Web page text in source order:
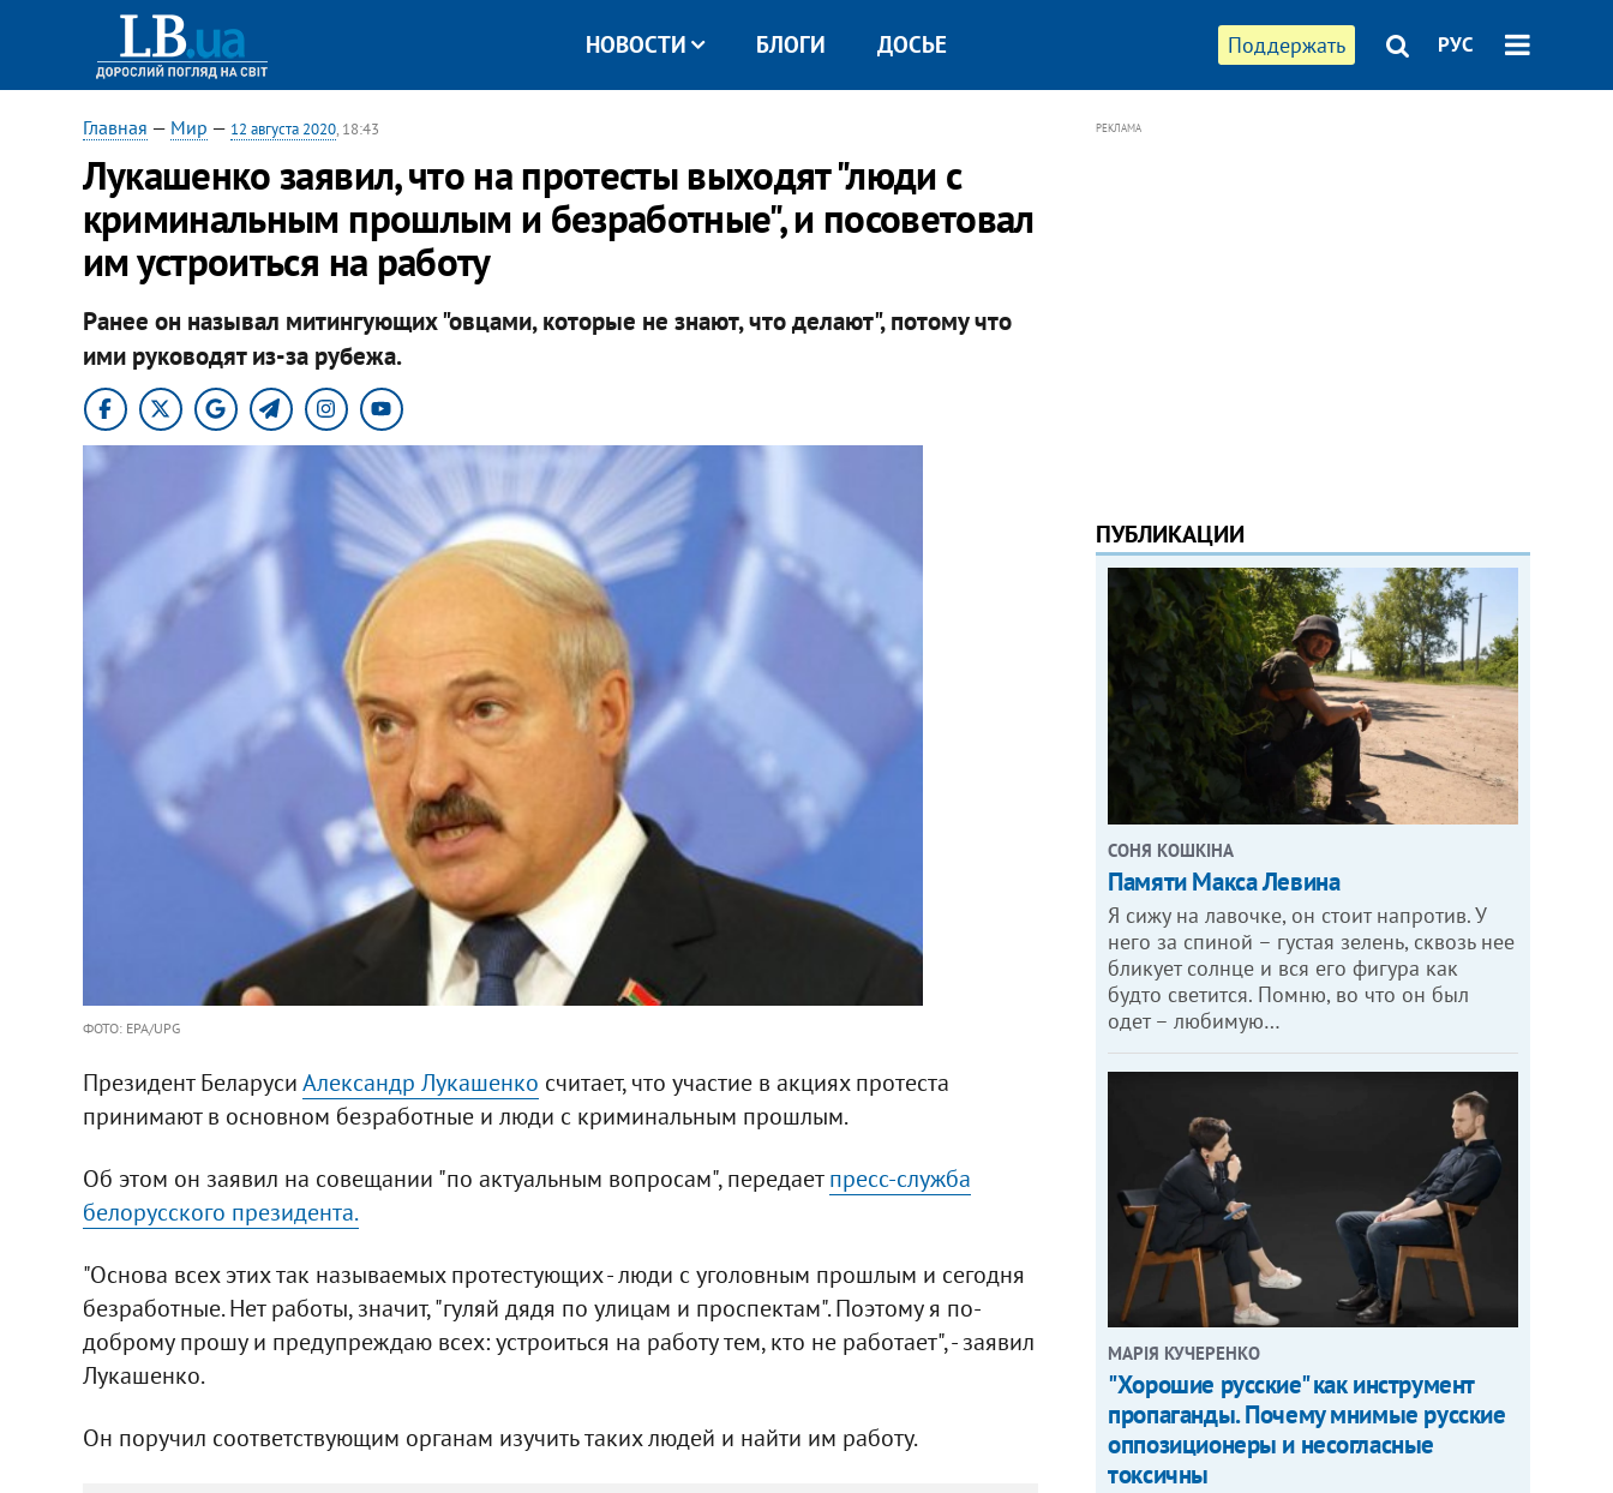
Поддержать РУС
НОВОСТИ БЛОГИ ДОСЬЕ
Главная — Мир — 12 августа 2020, 18:43
Лукашенко заявил, что на протесты выходят "люди с
криминальным прошлым и безработные", и посоветовал
им устроиться на работу
Ранее он называл митингующих "овцами, которые не знают, что делают", потому что
ими руководят из-за рубежа.
ФОТО: EPA/UPG
Президент БеларусиАлександр Лукашенко считает, что участие в акциях протеста
принимают в основном безработные и люди с криминальным прошлым.
Об этом он заявил на совещании "по актуальным вопросам", передаетпресс-служба
белорусского президента.
"Основа всех этих так называемых протестующих - люди с уголовным прошлым и сегодня
безработные. Нет работы, значит, "гуляй дядя по улицам и проспектам". Поэтому я по-
доброму прошу и предупреждаю всех: устроиться на работу тем, кто не работает", - заявил
Лукашенко.
Он поручил соответствующим органам изучить таких людей и найти им работу.
РЕКЛАМА
ПУБЛИКАЦИИ
СОНЯ КОШКІНА
Памяти Макса Левина
Я сижу на лавочке, он стоит напротив. У
него за спиной – густая зелень, сквозь нее
бликует солнце и вся его фигура как
будто светится. Помню, во что он был
одет – любимую…
МАРІЯ КУЧЕРЕНКО
"Хорошие русские" как инструмент
пропаганды. Почему мнимые русские
оппозиционеры и несогласные
токсичны